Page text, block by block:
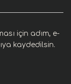
için adım, e-
kaydedilsin.